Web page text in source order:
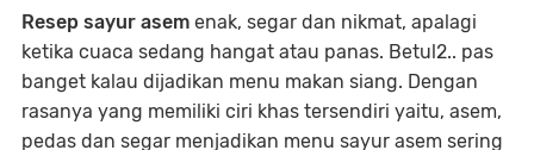
Resep sayur asem enak, segar dan nikmat, apalagi
ketika cuaca sedang hangat atau panas. Betul2.. pas
banget kalau dijadikan menu makan siang. Dengan
rasanya yang memiliki ciri khas tersendiri yaitu, asem,
pedas dan segar menjadikan menu sayur asem sering